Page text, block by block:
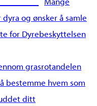
og ønsker å samle
for Dyrebeskyttelsen
grasrotandelen
bestemme hvem som
ditt